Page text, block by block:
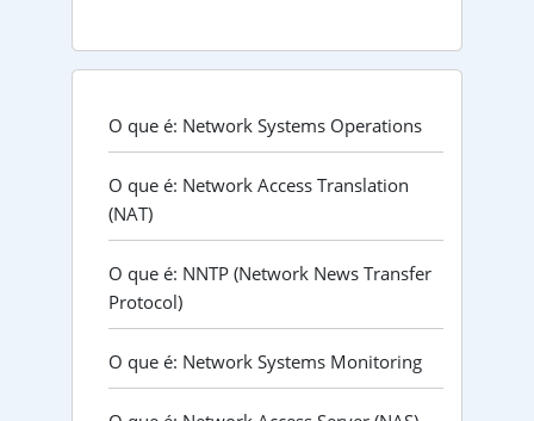
O que é: Network Systems Operations
O que é: Network Access Translation
(NAT)
O que é: NNTP (Network News Transfer
Protocol)
O que é: Network Systems Monitoring